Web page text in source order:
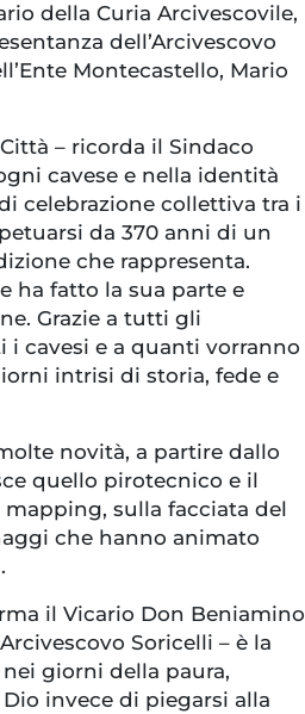
della Curia Arcivescovile,
dell’Arcivescovo
Montecastello, Mario
– ricorda il Sindaco
cavese e nella identità
celebrazione collettiva tra i
da 370 anni di un
che rappresenta.
ha fatto la sua parte e
Grazie a tutti gli
cavesi e a quanti vorranno
intrisi di storia, fede e
novità, a partire dallo
quello pirotecnico e il
sulla facciata del
che hanno animato
il Vicario Don Beniamino
Soricelli – è la
giorni della paura,
invece di piegarsi alla